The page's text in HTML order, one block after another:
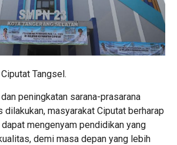
Tangsel.
peningkatan sarana-prasarana
dilakukan, masyarakat Ciputat berharap
mengenyam pendidikan yang
demi masa depan yang lebih